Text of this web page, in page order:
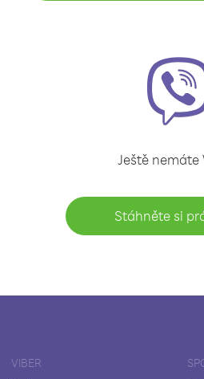
Ještě nemáte
Stáhněte si
VIBER